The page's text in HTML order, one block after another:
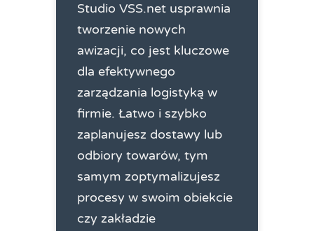
Studio VSS.net usprawnia
tworzenie nowych
awizacji, co jest kluczowe
dla efektywnego
zarządzania logistyką w
firmie. Łatwo i szybko
zaplanujesz dostawy lub
odbiory towarów, tym
samym zoptymalizujesz
procesy w swoim obiekcie
czy zakładzie